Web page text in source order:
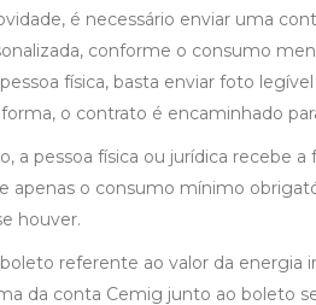
é necessário enviar uma
conforme o consumo
física, basta enviar foto
o contrato é encaminhado
a pessoa física ou jurídica recebe
apenas o consumo mínimo
houver.
referente ao valor da
da conta Cemig junto ao boleto